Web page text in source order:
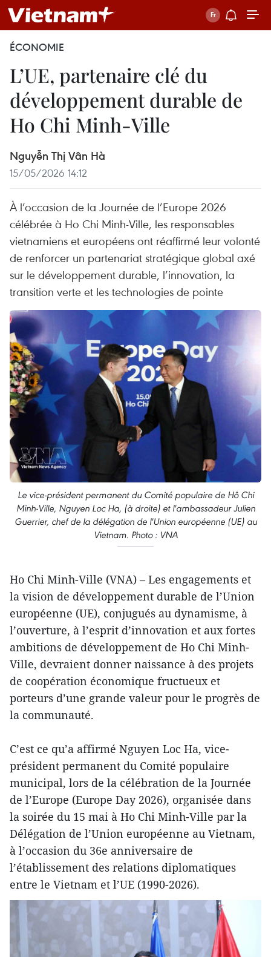
ÉCONOMIE
L’UE, partenaire clé du
développement durable de
Ho Chi Minh-Ville
Nguyễn Thị Vân Hà
15/05/2026 14:12
À l’occasion de la Journée de l’Europe 2026
célébrée à Ho Chi Minh-Ville, les responsables
vietnamiens et européens ont réaffirmé leur volonté
de renforcer un partenariat stratégique global axé
sur le développement durable, l’innovation, la
transition verte et les technologies de pointe
Le vice-président permanent du Comité populaire de Hô Chi
Minh-Ville, Nguyen Loc Ha, (à droite) et l'ambassadeur Julien
Guerrier, chef de la délégation de l'Union européenne (UE) au
Vietnam. Photo : VNA
Ho Chi Minh-Ville (VNA) – Les engagements et
la vision de développement durable de l’Union
européenne (UE), conjugués au dynamisme, à
l’ouverture, à l’esprit d’innovation et aux fortes
ambitions de développement de Ho Chi Minh-
Ville, devraient donner naissance à des projets
de coopération économique fructueux et
porteurs d’une grande valeur pour le progrès de
la communauté.
C’est ce qu’a affirmé Nguyen Loc Ha, vice-
président permanent du Comité populaire
municipal, lors de la célébration de la Journée
de l’Europe (Europe Day 2026), organisée dans
la soirée du 15 mai à Ho Chi Minh-Ville par la
Délégation de l’Union européenne au Vietnam,
à l’occasion du 36e anniversaire de
l’établissement des relations diplomatiques
entre le Vietnam et l’UE (1990-2026).